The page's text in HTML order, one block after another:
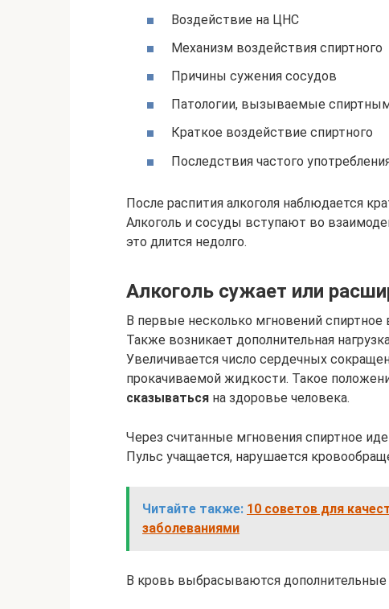
Воздействие на ЦНС
Механизм воздействия спиртного
Причины сужения сосудов
Патологии, вызываемые
Краткое воздействие спиртного
Последствия частого
После распития алкоголя наблюдается
Алкоголь и сосуды вступают во
это длится недолго.
Алкоголь сужает или
В первые несколько мгновений
Также возникает дополнительная
Увеличивается число сердечных
прокачиваемой жидкости. Такое
сказываться на здоровье человека.
Через считанные мгновения спиртное
Пульс учащается, нарушается
Читайте также: 10 советов для
заболеваниями
В кровь выбрасываются